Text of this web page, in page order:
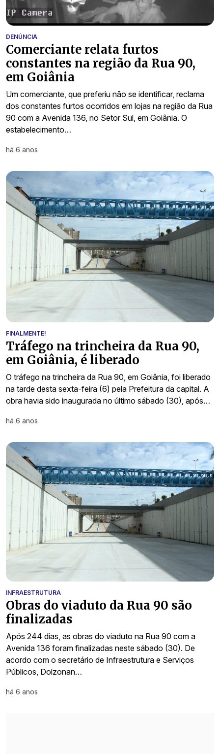
DENÚNCIA
Comerciante relata furtos
constantes na região da Rua 90,
em Goiânia
Um comerciante, que preferiu não se identificar, reclama
dos constantes furtos ocorridos em lojas na região da Rua
90 com a Avenida 136, no Setor Sul, em Goiânia. O
estabelecimento…
há 6 anos
FINALMENTE!
Tráfego na trincheira da Rua 90,
em Goiânia, é liberado
O tráfego na trincheira da Rua 90, em Goiânia, foi liberado
na tarde desta sexta-feira (6) pela Prefeitura da capital. A
obra havia sido inaugurada no último sábado (30), após…
há 6 anos
INFRAESTRUTURA
Obras do viaduto da Rua 90 são
finalizadas
Após 244 dias, as obras do viaduto na Rua 90 com a
Avenida 136 foram finalizadas neste sábado (30). De
acordo com o secretário de Infraestrutura e Serviços
Públicos, Dolzonan…
há 6 anos